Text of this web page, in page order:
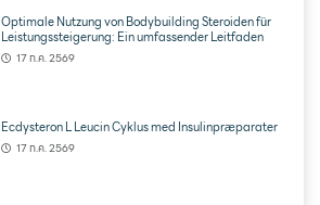
Optimale Nutzung von Bodybuilding Steroiden für
Leistungssteigerung: Ein umfassender Leitfaden
17 ก.ค. 2569
Ecdysteron L Leucin Cyklus med Insulinpræparater
17 ก.ค. 2569